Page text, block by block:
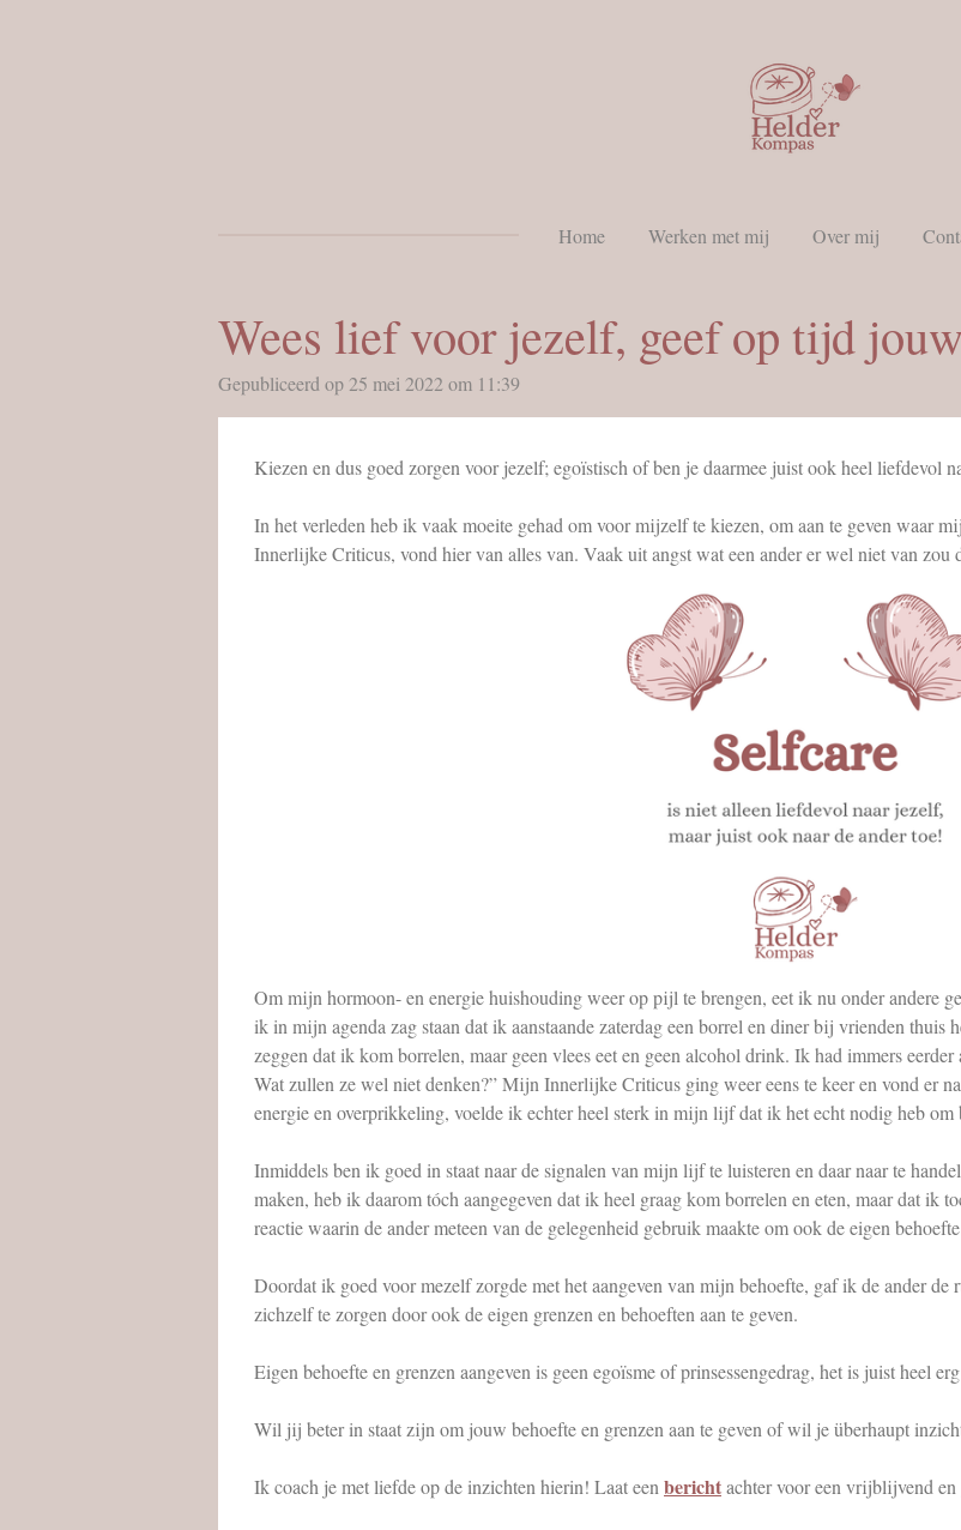
Home Werken met mij Over mij
Wees lief voor jezelf, geef op tijd
Gepubliceerd op 25 mei 2022 om 11:39
Kiezen en dus goed zorgen voor jezelf; egoïstisch of ben je daarmee juist ook heel liefdevol
In het verleden heb ik vaak moeite gehad om voor mijzelf te kiezen, om aan te geven waar
Innerlijke Criticus, vond hier van alles van. Vaak uit angst wat een ander er wel niet van zou
Om mijn hormoon- en energie huishouding weer op pijl te brengen, eet ik nu onder andere
ik in mijn agenda zag staan dat ik aanstaande zaterdag een borrel en diner bij vrienden
zeggen dat ik kom borrelen, maar geen vlees eet en geen alcohol drink. Ik had immers
Wat zullen ze wel niet denken?” Mijn Innerlijke Criticus ging weer eens te keer en vond er
energie en overprikkeling, voelde ik echter heel sterk in mijn lijf dat ik het echt nodig heb om
Inmiddels ben ik goed in staat naar de signalen van mijn lijf te luisteren en daar naar te
maken, heb ik daarom tóch aangegeven dat ik heel graag kom borrelen en eten, maar dat ik
reactie waarin de ander meteen van de gelegenheid gebruik maakte om ook de eigen
Doordat ik goed voor mezelf zorgde met het aangeven van mijn behoefte, gaf ik de ander
zichzelf te zorgen door ook de eigen grenzen en behoeften aan te geven.
Eigen behoefte en grenzen aangeven is geen egoïsme of prinsessengedrag, het is juist heel
Wil jij beter in staat zijn om jouw behoefte en grenzen aan te geven of wil je überhaupt
Ik coach je met liefde op de inzichten hierin! Laat een berichtachter voor een vrijblijvend